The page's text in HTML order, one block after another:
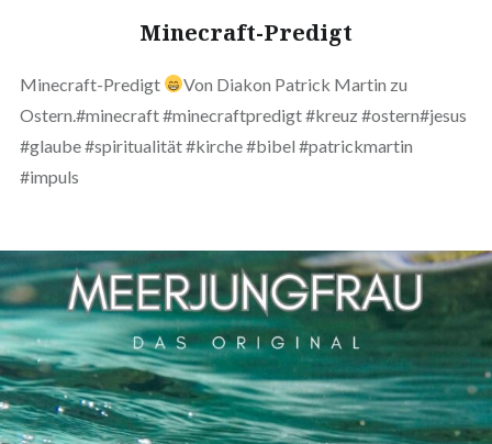
Minecraft-Predigt
Minecraft-Predigt
Von Diakon Patrick Martin zu
Ostern.#minecraft #minecraftpredigt #kreuz #ostern#jesus
#glaube #spiritualität #kirche #bibel #patrickmartin
#impuls